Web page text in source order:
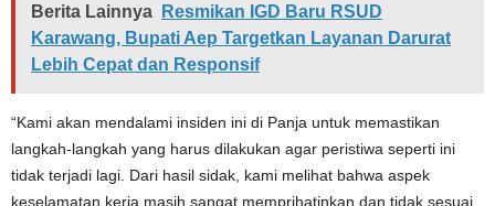
Berita Lainnya
Resmikan IGD Baru RSUD
Karawang, Bupati Aep Targetkan Layanan Darurat
Lebih Cepat dan Responsif
“Kami akan mendalami insiden ini di Panja untuk memastikan
langkah-langkah yang harus dilakukan agar peristiwa seperti ini
tidak terjadi lagi. Dari hasil sidak, kami melihat bahwa aspek
keselamatan kerja masih sangat memprihatinkan dan tidak sesuai